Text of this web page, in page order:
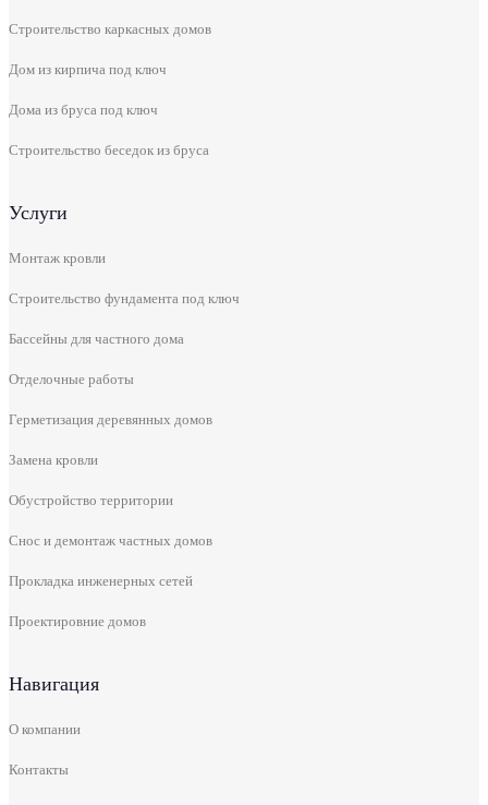
Строительство каркасных домов
Дом из кирпича под ключ
Дома из бруса под ключ
Строительство беседок из бруса
Услуги
Монтаж кровли
Строительство фундамента под ключ
Бассейны для частного дома
Отделочные работы
Герметизация деревянных домов
Замена кровли
Обустройство территории
Снос и демонтаж частных домов
Прокладка инженерных сетей
Проектировние домов
Навигация
О компании
Контакты